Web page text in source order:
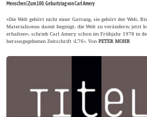
Menschen | Zum 100. Geburtstag von Carl Amery
»Die Welt gehört nicht einer Gattung, sie gehört der Welt.
Materialismus damit begnügt, die Welt zu verändern; jetzt
erhalten«, schrieb Carl Amery schon im Frühjahr 1978 in
herausgegebenen Zeitschrift ›L'76‹. VonPETER MOHR